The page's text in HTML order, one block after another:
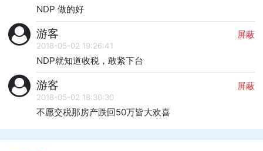
NDP 做的好
游客 屏蔽
2018-05-02 19:26:41
NDP就知道收税，敢紧下台
游客 屏蔽
2018-05-02 18:30:30
不愿交税那房产跌回50万皆大欢喜